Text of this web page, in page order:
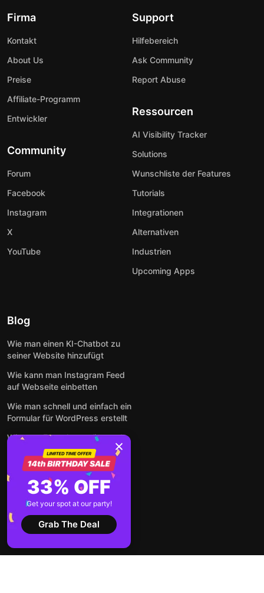
Firma
Kontakt
About Us
Preise
Affiliate-Programm
Entwickler
Community
Forum
Facebook
Instagram
X
YouTube
Support
Hilfebereich
Ask Community
Report Abuse
Ressourcen
AI Visibility Tracker
Solutions
Wunschliste der Features
Tutorials
Integrationen
Alternativen
Industrien
Upcoming Apps
Blog
Wie man einen KI-Chatbot zu
seiner Website hinzufügt
Wie kann man Instagram Feed
auf Webseite einbetten
Wie man schnell und einfach ein
Formular für WordPress erstellt
Wie man Formulare online und
kostenlos auf jeder Website
einbettet
So betten Sie Google-
Bewertungen kostenlos auf
einer Website ein
Alle Beiträge anzeigen
33% OFF
Get your spot at our party!
Grab The Deal